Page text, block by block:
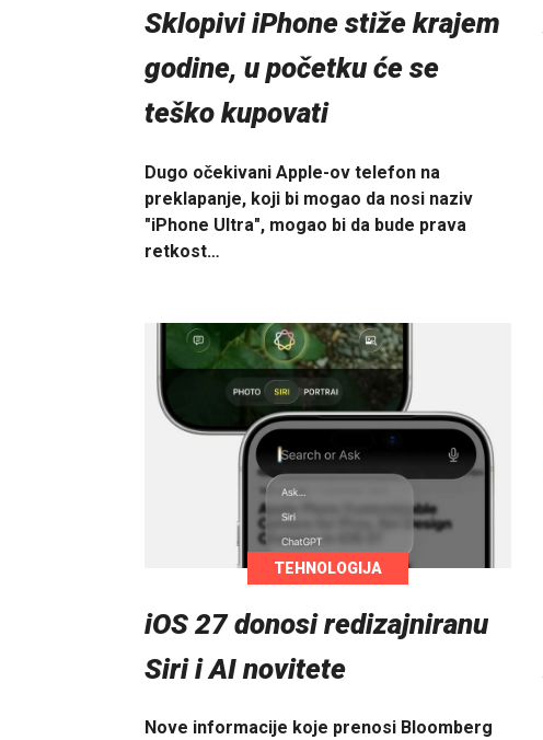
Sklopivi iPhone stiže krajem
godine, u početku će se
teško kupovati
Dugo očekivani Apple-ov telefon na
preklapanje, koji bi mogao da nosi naziv
"iPhone Ultra", mogao bi da bude prava
retkost…
TEHNOLOGIJA
iOS 27 donosi redizajniranu
Siri i AI novitete
Nove informacije koje prenosi Bloomberg